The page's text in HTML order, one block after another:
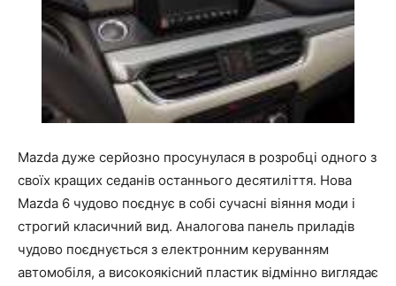
Mazda дуже серйозно просунулася в розробці одного з
своїх кращих седанів останнього десятиліття. Нова
Mazda 6 чудово поєднує в собі сучасні віяння моди і
строгий класичний вид. Аналогова панель приладів
чудово поєднується з електронним керуванням
автомобіля, а високоякісний пластик відмінно виглядає